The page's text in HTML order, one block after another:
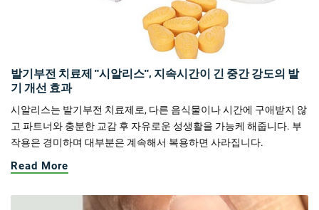
발기부전 치료제 "시알리스", 지속시간이 긴 중간 강도의 발
기 개선 효과
시알리스는 발기부전 치료제로, 다른 음식물이나 시간에 구애받지 않
고 파트너와 충분한 교감 후 자유로운 성생활을 가능케 해줍니다. 부
작용은 경미하며 대부분은 계속해서 복용하면 사라집니다.
Read More